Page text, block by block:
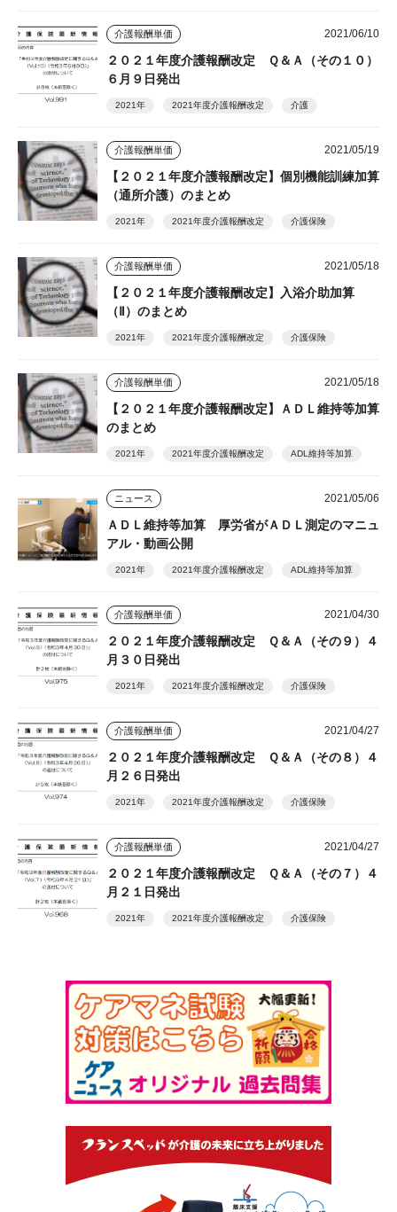
介護報酬単価 2021/06/10
２０２１年度介護報酬改定 Ｑ＆Ａ（その１０）
６月９日発出
2021年 2021年度介護報酬改定 介護
介護報酬単価 2021/05/19
【２０２１年度介護報酬改定】個別機能訓練加算
（通所介護）のまとめ
2021年 2021年度介護報酬改定 介護保険
介護報酬単価 2021/05/18
【２０２１年度介護報酬改定】入浴介助加算
（Ⅱ）のまとめ
2021年 2021年度介護報酬改定 介護保険
介護報酬単価 2021/05/18
【２０２１年度介護報酬改定】ＡＤＬ維持等加算
のまとめ
2021年 2021年度介護報酬改定 ADL維持等加算
ニュース 2021/05/06
ＡＤＬ維持等加算 厚労省がＡＤＬ測定のマニュ
アル・動画公開
2021年 2021年度介護報酬改定 ADL維持等加算
介護報酬単価 2021/04/30
２０２１年度介護報酬改定 Ｑ＆Ａ（その９）４
月３０日発出
2021年 2021年度介護報酬改定 介護保険
介護報酬単価 2021/04/27
２０２１年度介護報酬改定 Ｑ＆Ａ（その８）４
月２６日発出
2021年 2021年度介護報酬改定 介護保険
介護報酬単価 2021/04/27
２０２１年度介護報酬改定 Ｑ＆Ａ（その７）４
月２１日発出
2021年 2021年度介護報酬改定 介護保険